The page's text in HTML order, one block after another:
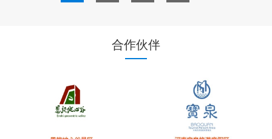
合作伙伴